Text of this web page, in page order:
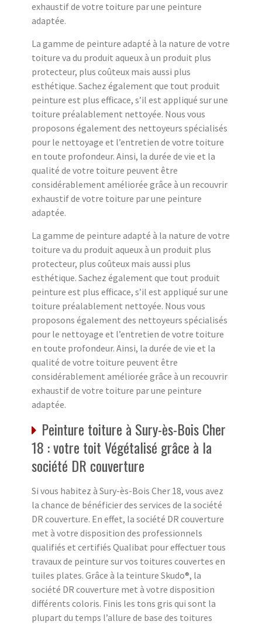
exhaustif de votre toiture par une peinture
adaptée.
La gamme de peinture adapté à la nature de votre
toiture va du produit aqueux à un produit plus
protecteur, plus coûteux mais aussi plus
esthétique. Sachez également que tout produit
peinture est plus efficace, s’il est appliqué sur une
toiture préalablement nettoyée. Nous vous
proposons également des nettoyeurs spécialisés
pour le nettoyage et l’entretien de votre toiture
en toute profondeur. Ainsi, la durée de vie et la
qualité de votre toiture peuvent être
considérablement améliorée grâce à un recouvrir
exhaustif de votre toiture par une peinture
adaptée.
La gamme de peinture adapté à la nature de votre
toiture va du produit aqueux à un produit plus
protecteur, plus coûteux mais aussi plus
esthétique. Sachez également que tout produit
peinture est plus efficace, s’il est appliqué sur une
toiture préalablement nettoyée. Nous vous
proposons également des nettoyeurs spécialisés
pour le nettoyage et l’entretien de votre toiture
en toute profondeur. Ainsi, la durée de vie et la
qualité de votre toiture peuvent être
considérablement améliorée grâce à un recouvrir
exhaustif de votre toiture par une peinture
adaptée.
Peinture toiture à Sury-ès-Bois Cher
18 : votre toit Végétalisé grâce à la
société DR couverture
Si vous habitez à Sury-ès-Bois Cher 18, vous avez
la chance de bénéficier des services de la société
DR couverture. En effet, la société DR couverture
met à votre disposition des professionnels
qualifiés et certifiés Qualibat pour effectuer tous
travaux de peinture sur vos toitures couvertes en
tuiles plates. Grâce à la teinture Skudo®, la
société DR couverture met à votre disposition
différents coloris. Finis les tons gris qui sont la
plupart du temps l’allure de base des toitures